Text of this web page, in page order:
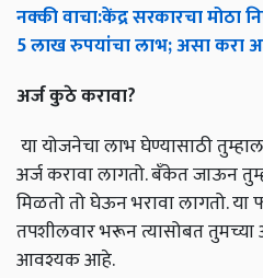
नक्कीवाचा:केंद्रसरकारचामोठा
5लाखरुपयांचालाभ;असाकरा
अर्जकुठेकरावा?
या योजनेचा लाभ घेण्यासाठी
अर्ज करावा लागतो. बँकेत जाऊन
मिळतो तो घेऊन भरावा लागतो. या
तपशीलवार भरून त्यासोबत तुमच्या
आवश्यक आहे.